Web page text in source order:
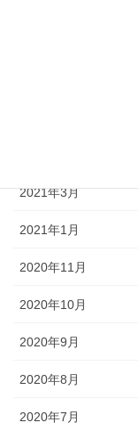
2021年3月
2021年1月
2020年11月
2020年10月
2020年9月
2020年8月
2020年7月